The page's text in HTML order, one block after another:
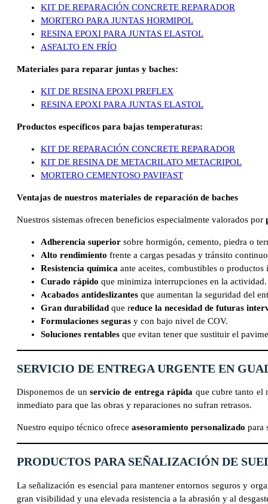
KIT DE REPARACIÓN CONCRETE REPARADOR
MORTERO PARA JUNTAS HORMIPOL
RESINA EPOXI PARA JUNTAS ELASTOL
ASFALTO EN FRÍO
Materiales para reparar juntas y baches:
KIT DE RESINA EPOXI PREFLEX
RESINA EPOXI PARA JUNTAS ELASTOL
Productos específicos para bajas temperaturas:
KIT DE REPARACIÓN CONCRETE REPARADOR
KIT DE RESINA DE METACRILATO METACRIPOL
MORTERO CEMENTOSO PAVIFAST
Ventajas de nuestros materiales de reparación de baches
Nuestros sistemas ofrecen beneficios especialmente valorados por
Adherencia superior sobre hormigón, cemento, piedra o
Alto rendimiento frente a cargas pesadas y tránsito
Resistencia química ante aceites, combustibles o productos
Curado rápido que minimiza interrupciones en la actividad.
Acabados antideslizantes que aumentan la seguridad del
Gran durabilidad que reduce la necesidad de futuras
Formulaciones seguras y con bajo nivel de COV.
Soluciones rentables que evitan tener que sustituir el
SERVICIO DE ENTREGA URGENTE EN
Disponemos de unservicio de entrega rápida que cubre tanto el
inmediato para que las obras y reparaciones no sufran retrasos.
Nuestro equipo técnico ofrece asesoramiento personalizado para
PRODUCTOS PARA SEÑALIZACIÓN DE
La señalización es esencial para mantener entornos seguros y
gran visibilidad y una elevada resistencia a la abrasión y al